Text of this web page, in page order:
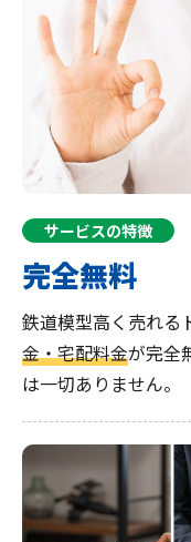
サービスの特徴
完全無料
鉄道模型高く売れる
金・宅配料金が完全
は一切ありません。